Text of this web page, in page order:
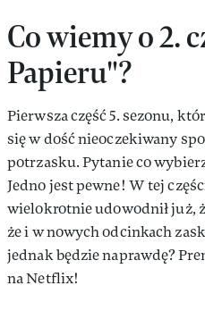
Co wiemy o 2.
Papieru"?
Pierwsza część 5. sezonu,
się w dość nieoczekiwany
potrzasku. Pytanie co
Jedno jest pewne! W tej
wielokrotnie udowodnił już,
że i w nowych odcinkach
jednak będzie naprawdę?
na Netflix!